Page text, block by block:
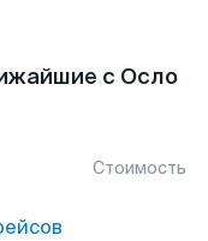
с Осло
Стоимость